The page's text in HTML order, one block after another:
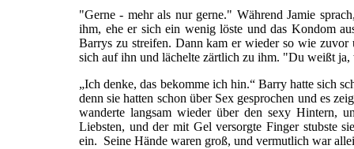
"Gerne - mehr als nur gerne." Während Jamie
ihm, ehe er sich ein wenig löste und das Kondom
Barrys zu streifen. Dann kam er wieder so wie
sich auf ihn und lächelte zärtlich zu ihm. "Du weißt
„Ich denke, das bekomme ich hin.“ Barry hatte sich
denn sie hatten schon über Sex gesprochen und es
wanderte langsam wieder über den sexy Hintern,
Liebsten, und der mit Gel versorgte Finger stubste
ein. Seine Hände waren groß, und vermutlich war